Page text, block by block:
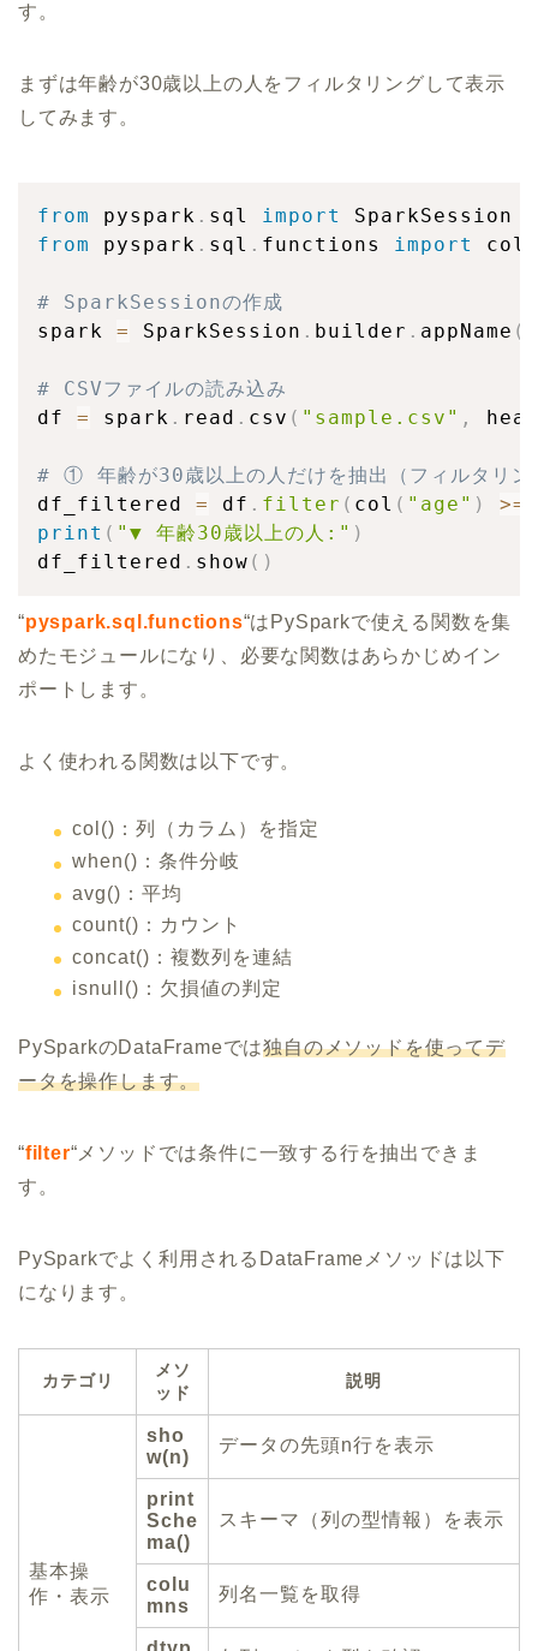
す。
まずは年齢が30歳以上の人をフィルタリングして表示
してみます。
from pyspark . sql import
from
pyspark . sql . functions import col
# SparkSessionの作成
spark = SparkSession . builder . appName (
# CSVファイルの読み込み
df = spark . read . csv ( "sample.csv" ,
# ① 年齢が30歳以上の人だけを抽出（フィルタリン
df_filtered = df . filter ( col ( "age" )
>=
print ( "▼ 年齢30歳以上の人:" )
df_filtered . show ( )
“pyspark.sql.functions“はPySparkで使える関数を集
めたモジュールになり、必要な関数はあらかじめイン
ポートします。
よく使われる関数は以下です。
col()：列（カラム）を指定
when()：条件分岐
avg()：平均
count()：カウント
concat()：複数列を連結
isnull()：欠損値の判定
PySparkのDataFrameでは独自のメソッドを使ってデ
ータを操作します。
“filter“メソッドでは条件に一致する行を抽出できま
す。
PySparkでよく利用されるDataFrameメソッドは以下
になります。
カテゴリ
メソ
ッド
説明
基本操
作・表示
sho
w(n)
データの先頭n行を表示
print
Sche
ma()
スキーマ（列の型情報）を表示
colu
mns
列名一覧を取得